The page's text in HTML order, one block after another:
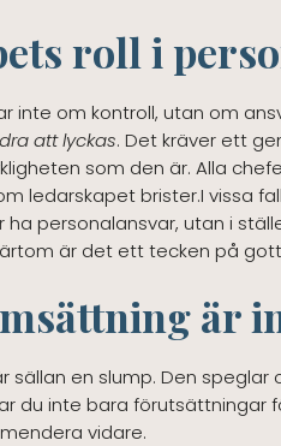
roll i
inte om kontroll, utan om
att lyckas. Det kräver ett
som den är. Alla
ledarskapet brister.I vissa
ha personalansvar, utan i
är det ett tecken på
är
sällan en slump. Den
du inte bara förutsättningar
vidare.